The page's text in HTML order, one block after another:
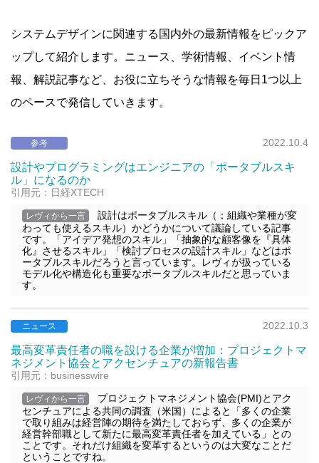
システムデザインに関連する国内外の最新情報をピックア
ップして紹介します。ニュース、学術情報、イベント情
報、解説記事など、お役に立ちそうな情報を毎日1つ以上
のペースで発信していきます。
参考 2022.10.4
設計やプログラミングはエンジニアの「ポータブルスキ
ル」になるのか
引用元：日経XTECH
レヴィから一言
設計はポータブルスキル（：組織や業種が変
わっても使えるスキル）かどうかについて議論している記事
です。「アイデア発想のスキル」「抽象的な顧客像を『具体
化』させるスキル」「検討プロセスの設計スキル」などはポ
ータブルスキルだろうと言っています。レヴィが扱っている
モデル化や構造化も重要なポータブルスキルだと思っていま
す。
ニュース 2022.10.3
最高変革責任者の職を設ける企業が増加：プロジェクトマ
ネジメント協会とアクセンチュアの新報告書
引用元：businesswire
レヴィから一言
プロジェクトマネジメント協会(PMI)とアク
センチュアによる共同の調査（米国）によると「多くの企業
で取り組みは経営陣の期待を満たしておらず、多くの企業が
経営幹部職として新たに最高変革責任者を加えている」との
ことです。それだけ組織を変革するというのは大変なことだ
ということですね。